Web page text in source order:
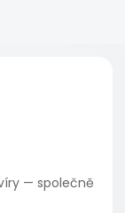
— společně